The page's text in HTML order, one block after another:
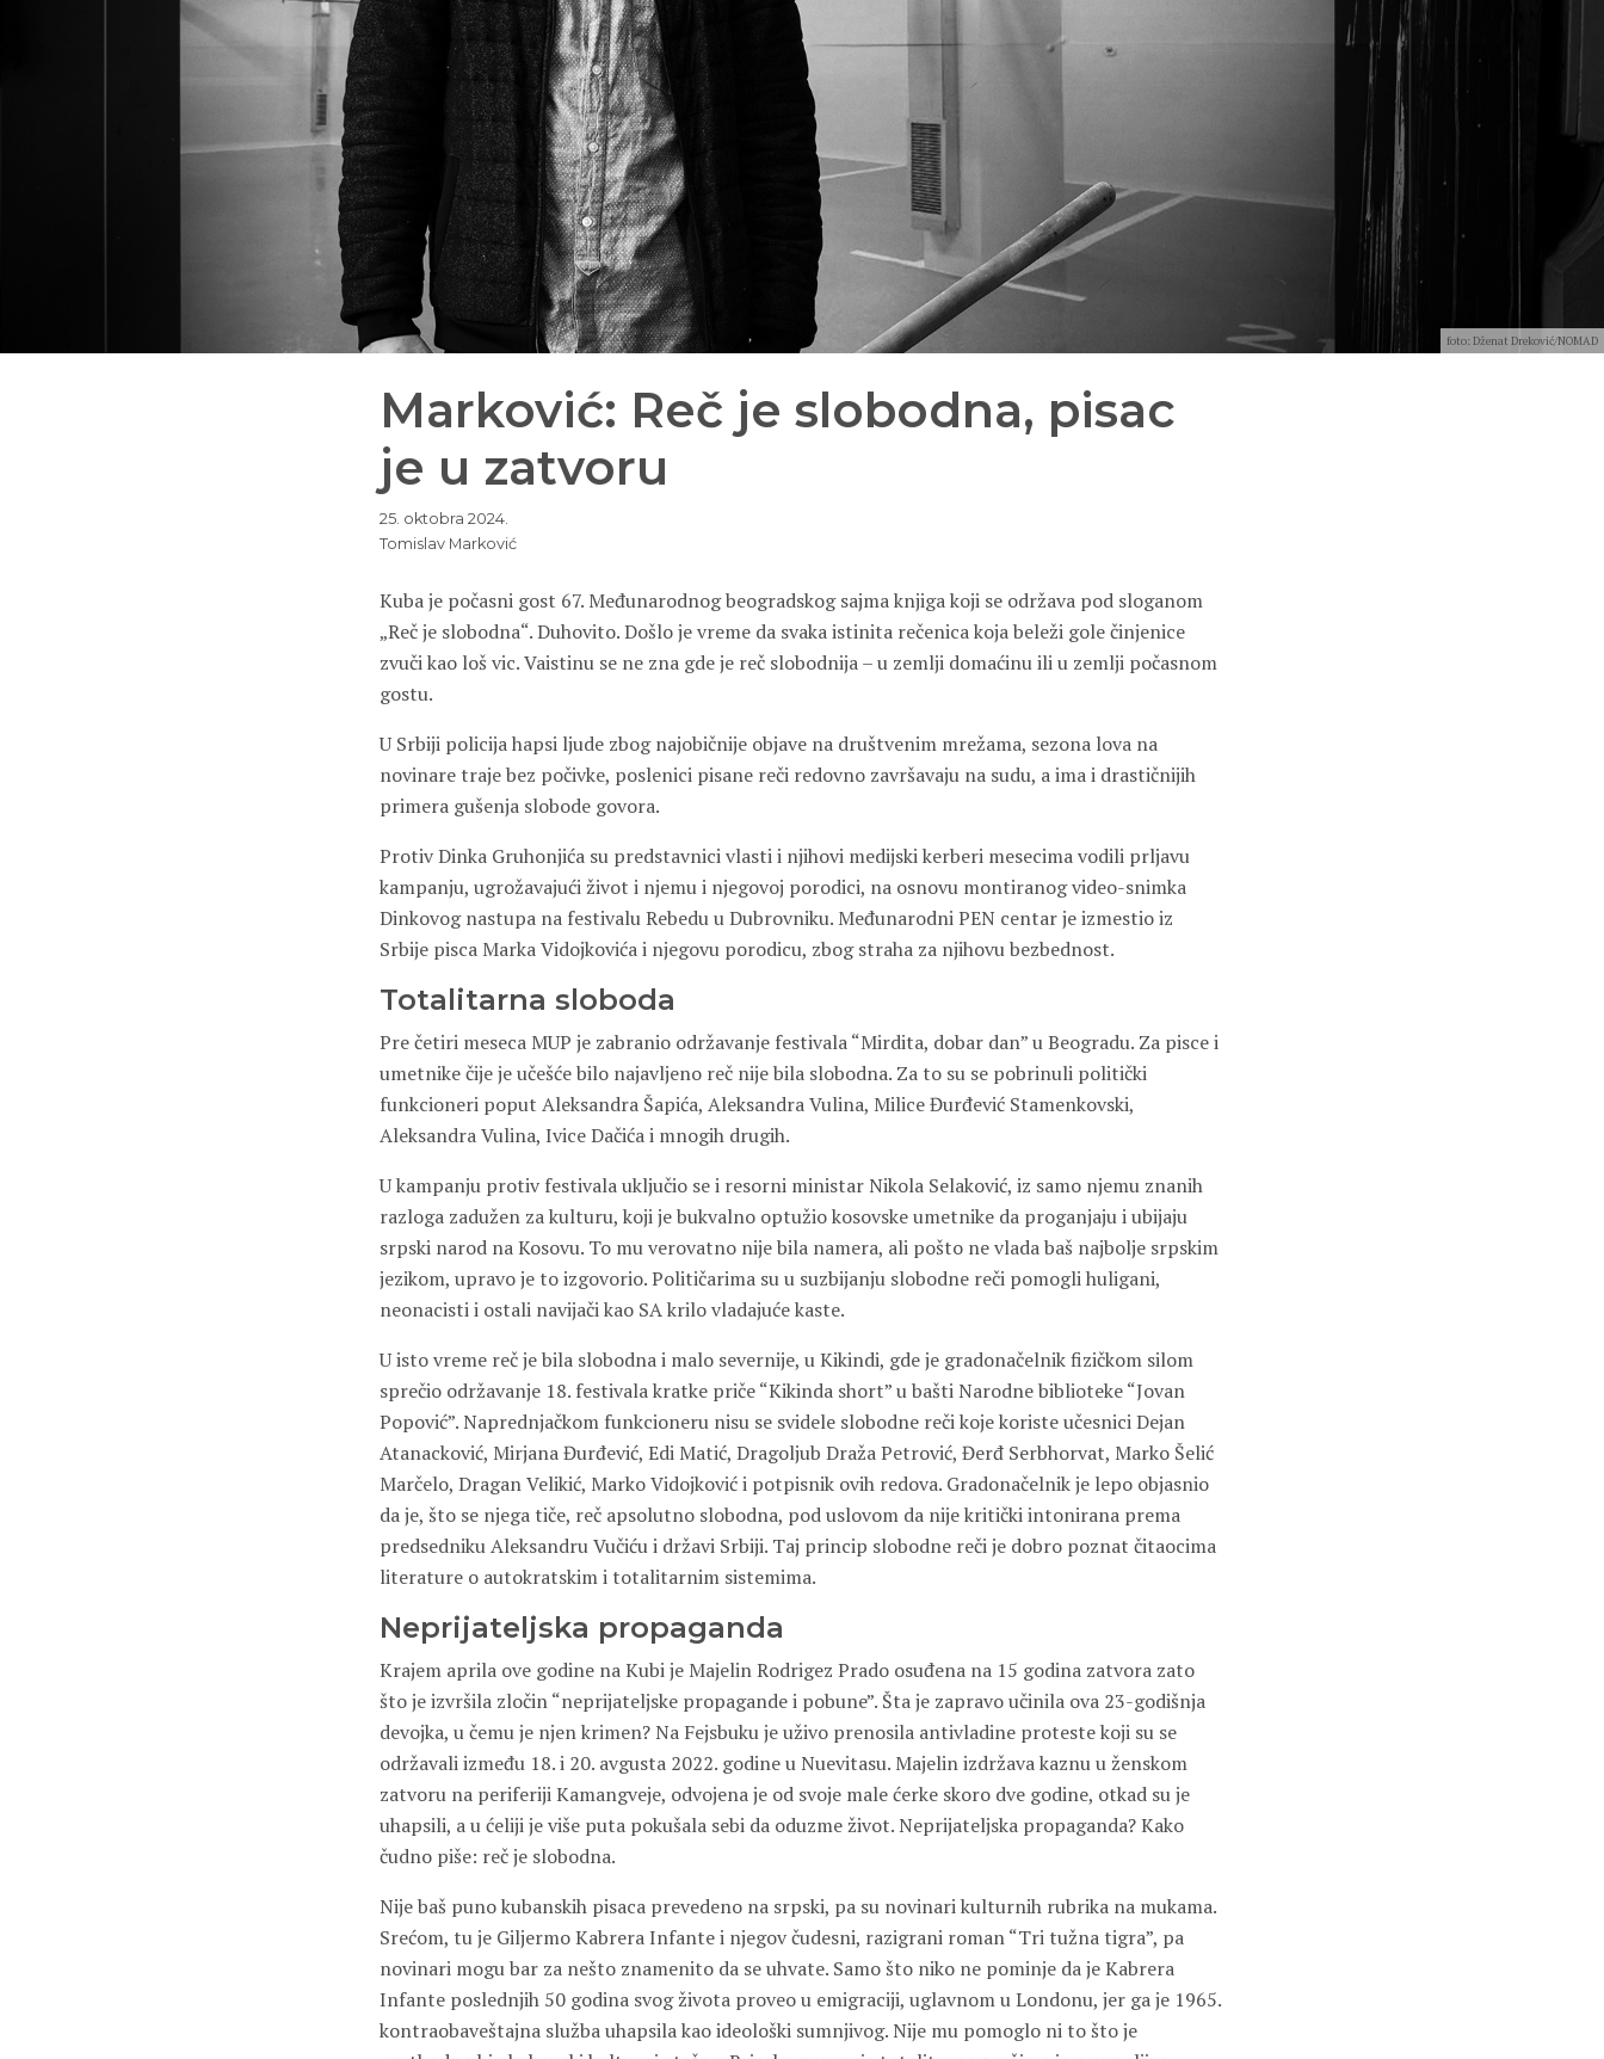
foto: Dženat Dreković/NOMAD
Marković: Reč je slobodna, pisac
je u zatvoru
25. oktobra 2024.
Tomislav Marković
Kuba je počasni gost 67. Međunarodnog beogradskog sajma knjiga koji se održava pod sloganom
„Reč je slobodna“. Duhovito. Došlo je vreme da svaka istinita rečenica koja beleži gole činjenice
zvuči kao loš vic. Vaistinu se ne zna gde je reč slobodnija – u zemlji domaćinu ili u zemlji počasnom
gostu.
U Srbiji policija hapsi ljude zbog najobičnije objave na društvenim mrežama, sezona lova na
novinare traje bez počivke, poslenici pisane reči redovno završavaju na sudu, a ima i drastičnijih
primera gušenja slobode govora.
Protiv Dinka Gruhonjića su predstavnici vlasti i njihovi medijski kerberi mesecima vodili prljavu
kampanju, ugrožavajući život i njemu i njegovoj porodici, na osnovu montiranog video-snimka
Dinkovog nastupa na festivalu Rebedu u Dubrovniku. Međunarodni PEN centar je izmestio iz
Srbije pisca Marka Vidojkovića i njegovu porodicu, zbog straha za njihovu bezbednost.
Totalitarna sloboda
Pre četiri meseca MUP je zabranio održavanje festivala “Mirdita, dobar dan” u Beogradu. Za pisce i
umetnike čije je učešće bilo najavljeno reč nije bila slobodna. Za to su se pobrinuli politički
funkcioneri poput Aleksandra Šapića, Aleksandra Vulina, Milice Đurđević Stamenkovski,
Aleksandra Vulina, Ivice Dačića i mnogih drugih.
U kampanju protiv festivala uključio se i resorni ministar Nikola Selaković, iz samo njemu znanih
razloga zadužen za kulturu, koji je bukvalno optužio kosovske umetnike da proganjaju i ubijaju
srpski narod na Kosovu. To mu verovatno nije bila namera, ali pošto ne vlada baš najbolje srpskim
jezikom, upravo je to izgovorio. Političarima su u suzbijanju slobodne reči pomogli huligani,
neonacisti i ostali navijači kao SA krilo vladajuće kaste.
U isto vreme reč je bila slobodna i malo severnije, u Kikindi, gde je gradonačelnik fizičkom silom
sprečio održavanje 18. festivala kratke priče “Kikinda short” u bašti Narodne biblioteke “Jovan
Popović”. Naprednjačkom funkcioneru nisu se svidele slobodne reči koje koriste učesnici Dejan
Atanacković, Mirjana Đurđević, Edi Matić, Dragoljub Draža Petrović, Đerđ Serbhorvat, Marko Šelić
Marčelo, Dragan Velikić, Marko Vidojković i potpisnik ovih redova. Gradonačelnik je lepo objasnio
da je, što se njega tiče, reč apsolutno slobodna, pod uslovom da nije kritički intonirana prema
predsedniku Aleksandru Vučiću i državi Srbiji. Taj princip slobodne reči je dobro poznat čitaocima
literature o autokratskim i totalitarnim sistemima.
Neprijateljska propaganda
Krajem aprila ove godine na Kubi je Majelin Rodrigez Prado osuđena na 15 godina zatvora zato
što je izvršila zločin “neprijateljske propagande i pobune”. Šta je zapravo učinila ova 23-godišnja
devojka, u čemu je njen krimen? Na Fejsbuku je uživo prenosila antivladine proteste koji su se
održavali između 18. i 20. avgusta 2022. godine u Nuevitasu. Majelin izdržava kaznu u ženskom
zatvoru na periferiji Kamangveje, odvojena je od svoje male ćerke skoro dve godine, otkad su je
uhapsili, a u ćeliji je više puta pokušala sebi da oduzme život. Neprijateljska propaganda? Kako
čudno piše: reč je slobodna.
Nije baš puno kubanskih pisaca prevedeno na srpski, pa su novinari kulturnih rubrika na mukama.
Srećom, tu je Giljermo Kabrera Infante i njegov čudesni, razigrani roman “Tri tužna tigra”, pa
novinari mogu bar za nešto znamenito da se uhvate. Samo što niko ne pominje da je Kabrera
Infante poslednjih 50 godina svog života proveo u emigraciji, uglavnom u Londonu, jer ga je 1965.
kontraobaveštajna služba uhapsila kao ideološki sumnjivog. Nije mu pomoglo ni to što je